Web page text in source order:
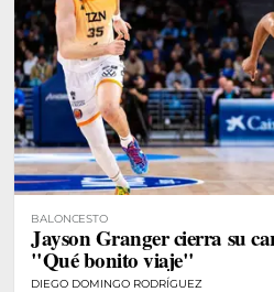
BALONCESTO
Jayson Granger cierra su
"Qué bonito viaje"
DIEGO DOMINGO RODRÍGUEZ